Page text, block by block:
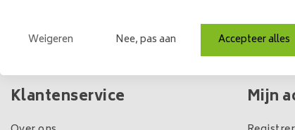
Eigen winkel & voorraad
Klantenservice Mijn
Weigeren Nee, pas aan Accepteer alles